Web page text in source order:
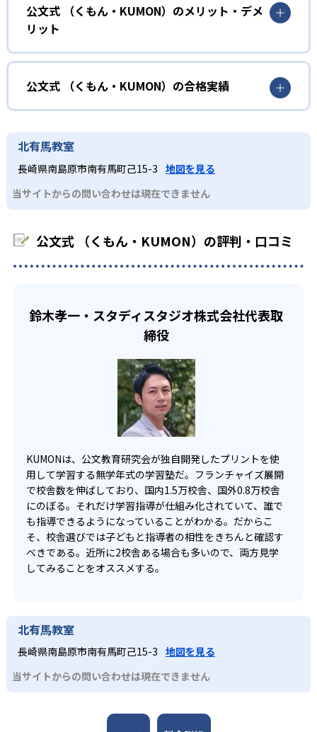
しさを経験できる。
ルステップで進んでいけるよう工夫されている。このスタ
イルは子どもの学習意欲をかき立てるため、教えてもらう
という受け身の姿勢ではなく、自ら進んで学ぶ姿勢を身に
つけられるだろう。
また、自学学習スタイルで学ぶ子どもたちは、自らの学習
課題に気がつくようになる。学年を超えた範囲も学習でき
03 フレキシブルな受講スタイル
KUMONでは、教室が開いている時間内であれば、何曜日に
い中高生にも通室しやすい。また、教室によっては自宅か
小学校に入る準備をしたい幼児向け
KUMONでは細かいステップに分かれた教材で、わかる楽し
さを経験しながら無理なく力を高めていける。
性格や学習への取り組み姿勢に合わせて内容も調整するた
め、小学校に入ってもつまずきにくい学力を身につけられ
るだろう。
中学に向けて苦手教科を克服したい子ども向け
KUMONでは経験豊富な先生が、子どものやる気を引き出せ
る。苦手な科目でも自分で解けた達成感を味わうことで、
少しずつ苦手意識を克服できるだろう。
中学生・高校生
部活や習い事と両立したい生徒向け
宿題の量や進め方に関しては、いつでも気軽に相談可能
公文式 （くもん・KUMON）のメリット・デメ
リット
どんなメリットがある？
KUMONでは自学自習スタイルで勉強するため、集中力や目
標に向かって頑張りやり抜く力を育むことができる。ま
た、年齢や学年にとらわれずに自分の学力に相応したレベ
ルから学習できるため、難しすぎてやる気を損ねたり、簡
単すぎて退屈することもない。
どんなデメリットがある？
KUMONでは、中高生のクラスでも数学・英語・国語の3教
科に限られるため、その他の教科に関しては他塾を検討す
公文式 （くもん・KUMON）の合格実績
KUMONは、公式サイトでは合格実績は公開していない。志
わせたい。
北有馬教室
長崎県南島原市南有馬町己15-3 地図を見る
当サイトからの問い合わせは現在できません
公文式 （くもん・KUMON）の評判・口コミ
鈴木孝一・スタディスタジオ株式会社代表取
締役
KUMONは、公文教育研究会が独自開発したプリントを使
用して学習する無学年式の学習塾だ。フランチャイズ展開
で校舎数を伸ばしており、国内1.5万校舎、国外0.8万校舎
にのぼる。それだけ学習指導が仕組み化されていて、誰で
も指導できるようになっていることがわかる。だからこ
そ、校舎選びでは子どもと指導者の相性をきちんと確認す
べきである。近所に2校舎ある場合も多いので、両方見学
してみることをオススメする。
北有馬教室
長崎県南島原市南有馬町己15-3 地図を見る
当サイトからの問い合わせは現在できません